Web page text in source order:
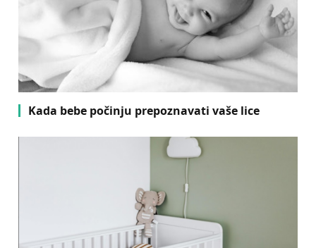
Kada bebe počinju prepoznavati vaše lice